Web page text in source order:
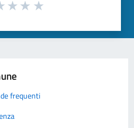
frequenti